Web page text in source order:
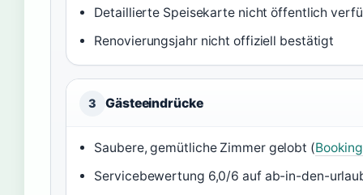
Detaillierte Speisekarte nicht öffentlich
Renovierungsjahr nicht offiziell bestätigt
3 Gästeeindrücke
Saubere, gemütliche Zimmer gelobt (
Servicebewertung 6,0/6 auf ab-in-den-